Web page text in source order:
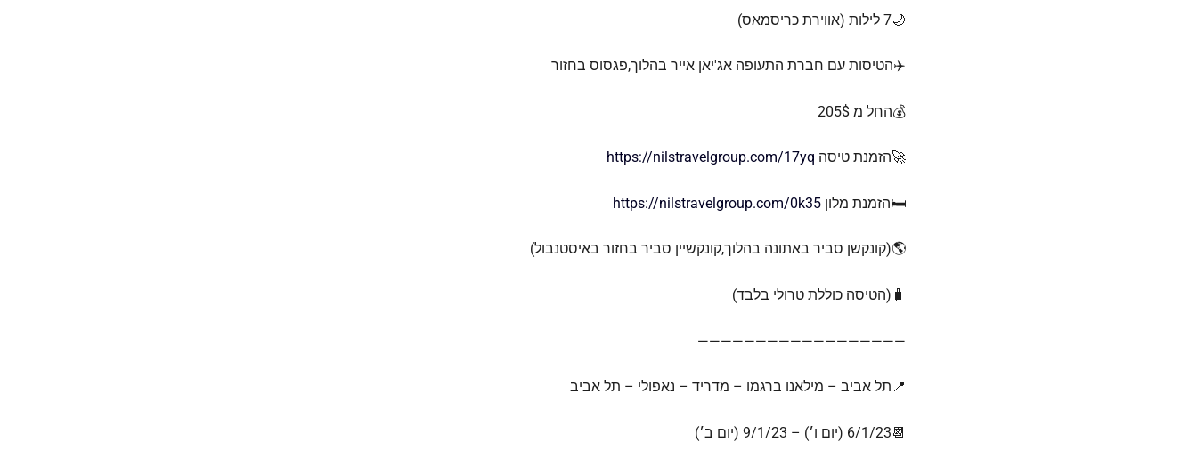
🌙7 לילות (אווירת כריסמאס)
✈️הטיסות עם חברת התעופה אג'יאן אייר בהלוך,פגסוס בחזור
💰החל מ 205$
🚀הזמנת טיסה https://nilstravelgroup.com/17yq
🛏️הזמנת מלון https://nilstravelgroup.com/0k35
🌎(קונקשן סביר באתונה בהלוך,קונקשיין סביר בחזור באיסטנבול)
🧳(הטיסה כוללת טרולי בלבד)
——————————————————
📍תל אביב – מילאנו ברגמו – מדריד – נאפולי – תל אביב
📆6/1/23 (יום ו׳) – 9/1/23 (יום ב׳)